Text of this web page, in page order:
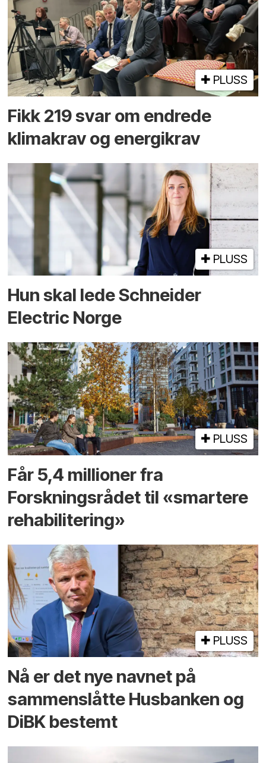
PLUSS
Fikk 219 svar om endrede
klimakrav og energikrav
PLUSS
Hun skal lede Schneider
Electric Norge
PLUSS
Får 5,4 millioner fra
Forskningsrådet til «smartere
rehabilitering»
PLUSS
Nå er det nye navnet på
sammenslåtte Husbanken og
DiBK bestemt